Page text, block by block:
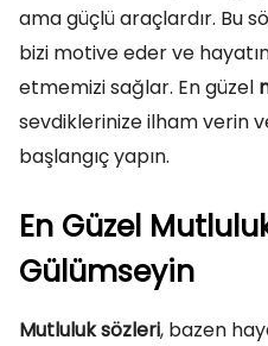
ama güçlü araçlardır. Bu
bizi motive eder ve
etmemizi sağlar. En güzel
sevdiklerinize ilham verin
başlangıç yapın.
En Güzel
Gülümseyin
Mutluluk sözleri, bazen